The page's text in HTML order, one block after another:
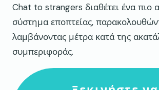
Chat to strangers διαθέτει ένα πιο
σύστημα εποπτείας,
λαμβάνοντας μέτρα κατά της
συμπεριφοράς.